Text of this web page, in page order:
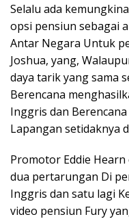
Selalu ada
opsi pensiun sebagai
Antar Negara Untuk
Joshua, yang,
daya tarik yang sama
Berencana
Inggris dan
Lapangan setidaknya
Promotor Eddie
dua pertarungan Di
Inggris dan satu lagi
video pensiun Fury